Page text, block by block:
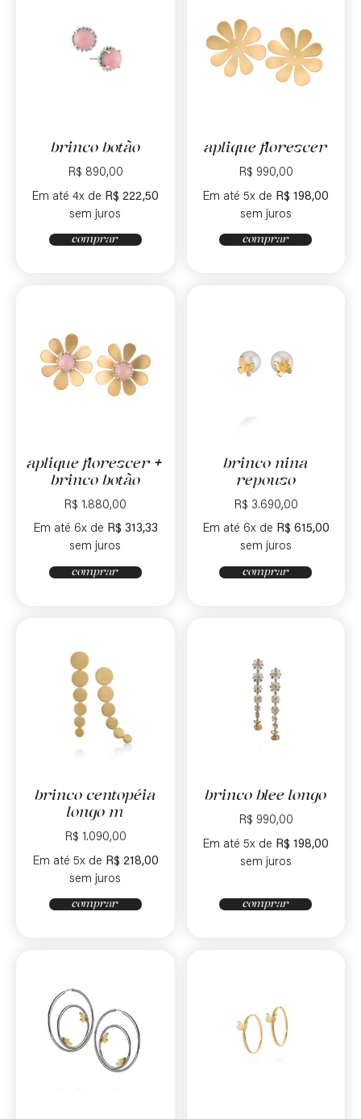
brinco botão
R$ 890,00
Em até 4x de R$ 222,50
sem juros
comprar
aplique florescer
R$ 990,00
Em até 5x de R$ 198,00
sem juros
comprar
aplique florescer +
brinco botão
R$ 1.880,00
Em até 6x de R$ 313,33
sem juros
comprar
brinco nina
repouso
R$ 3.690,00
Em até 6x de R$ 615,00
sem juros
comprar
brinco centopéia
longo m
R$ 1.090,00
Em até 5x de R$ 218,00
sem juros
comprar
brinco blee longo
R$ 990,00
Em até 5x de R$ 198,00
sem juros
comprar